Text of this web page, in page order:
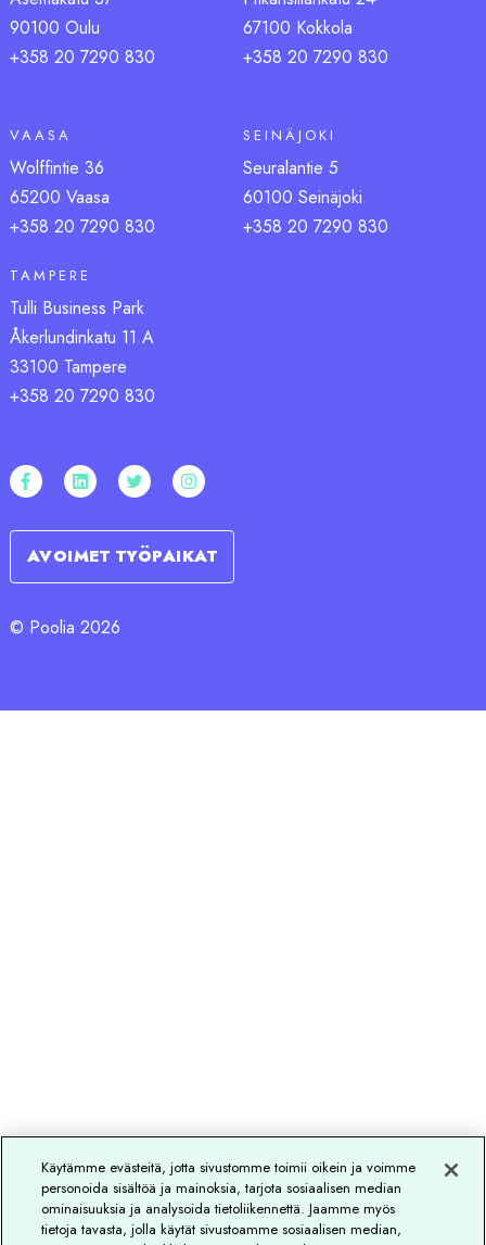
90100 Oulu
+358 20 7290 830
67100 Kokkola
+358 20 7290 830
VAASA
Wolffintie 36
65200 Vaasa
+358 20 7290 830
SEINÄJOKI
Seuralantie 5
60100 Seinäjoki
+358 20 7290 830
TAMPERE
Tulli Business Park
Åkerlundinkatu 11 A
33100 Tampere
+358 20 7290 830
AVOIMET TYÖPAIKAT
© Poolia 2026
Käytämme evästeitä, jotta sivustomme toimii oikein ja voimme
personoida sisältöä ja mainoksia, tarjota sosiaalisen median
ominaisuuksia ja analysoida tietoliikennettä. Jaamme myös
tietoja tavasta, jolla käytät sivustoamme sosiaalisen median,